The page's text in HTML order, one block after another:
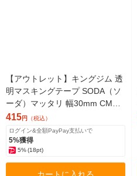
【アウトレット】キングジム 透
明マスキングテープ SODA（ソ
ーダ）マッタリ 幅30mm CMTS
30-003 1個
415円 （税込）
ログイン&全額PayPay支払いで
5%獲得
5%(18pt)